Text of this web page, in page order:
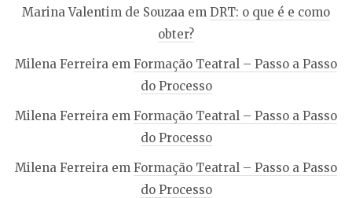
Marina Valentim de Souzaa em DRT: o que é e como
obter?
Milena Ferreira em Formação Teatral – Passo a Passo
do Processo
Milena Ferreira em Formação Teatral – Passo a Passo
do Processo
Milena Ferreira em Formação Teatral – Passo a Passo
do Processo